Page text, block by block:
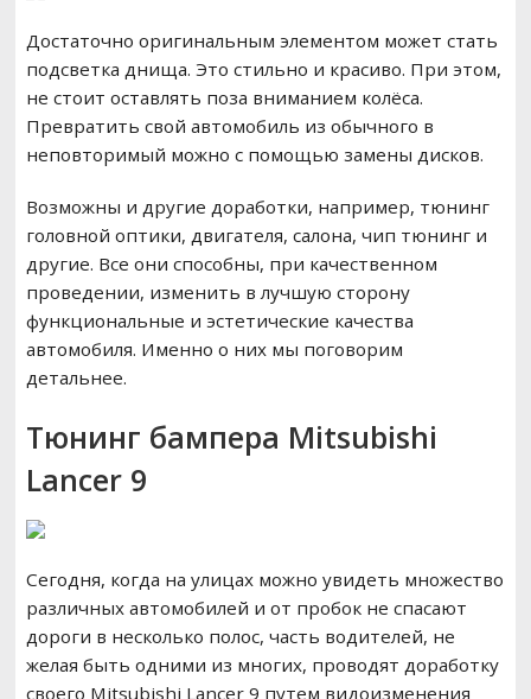
Достаточно оригинальным элементом может стать
подсветка днища. Это стильно и красиво. При этом,
не стоит оставлять поза вниманием колёса.
Превратить свой автомобиль из обычного в
неповторимый можно с помощью замены дисков.
Возможны и другие доработки, например, тюнинг
головной оптики, двигателя, салона, чип тюнинг и
другие. Все они способны, при качественном
проведении, изменить в лучшую сторону
функциональные и эстетические качества
автомобиля. Именно о них мы поговорим
детальнее.
Тюнинг бампера Mitsubishi
Lancer 9
Сегодня, когда на улицах можно увидеть множество
различных автомобилей и от пробок не спасают
дороги в несколько полос, часть водителей, не
желая быть одними из многих, проводят доработку
своего Mitsubishi Lancer 9 путем видоизменения